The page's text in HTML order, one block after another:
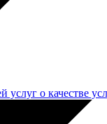
услуг о качестве